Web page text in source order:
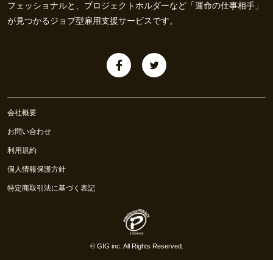
フェッショナルと、プロジェクトホルダーなど「運命の仕事相手」
が見つかるジョブ型雇用支援サービスです。
会社概要
お問い合わせ
利用規約
個人情報保護方針
特定商取引法に基づく表記
© GIG inc. All Rights Reserved.